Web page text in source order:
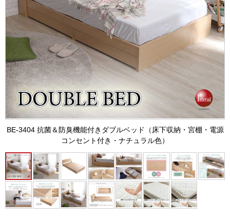
BE-3404 抗菌＆防臭機能付きダブルベッド（床下収納・宮棚・電源
コンセント付き・ナチュラル色）